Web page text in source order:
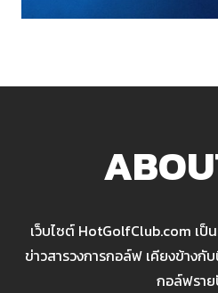
เว็บไซต์ HotGolfClub.com เป็
ข่าวสารวงการกอล์ฟ เคียงข้าง
กอล์ฟรา